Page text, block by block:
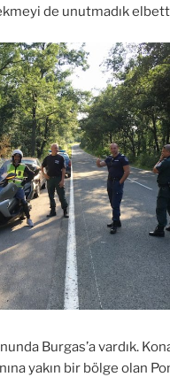
de unutmadık
Burgas’a vardık.
yakın bir bölge olan